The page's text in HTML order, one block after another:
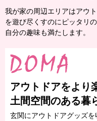
我が家の周辺エリアはアウ
を遊び尽くすのにピッタリ
自分の趣味も満たします。
アウトドアをより
土間空間のある暮
玄関にアウトドアグッズ